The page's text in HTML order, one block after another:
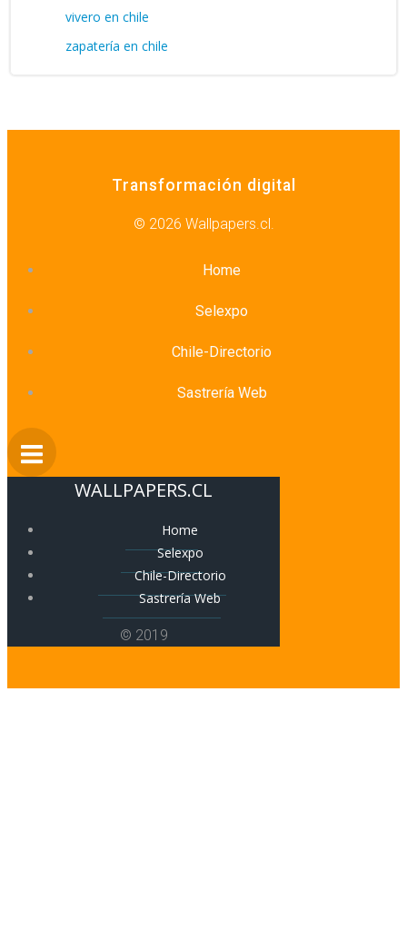
vivero en chile
zapatería en chile
Transformación digital
© 2026 Wallpapers.cl.
Home
Selexpo
Chile-Directorio
Sastrería Web
WALLPAPERS.CL
Home
Selexpo
Chile-Directorio
Sastrería Web
© 2019